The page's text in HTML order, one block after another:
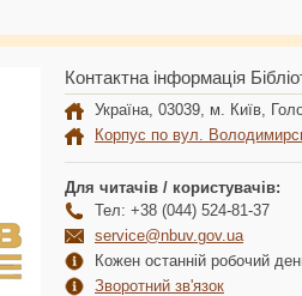
Контактна інформація
Україна, 03039, м. Київ,
Корпус по вул.
Для читачів / користувачів:
Тел: +38 (044) 524-81-37
service@nbuv.gov.ua
Кожен останній робочий
Зворотний зв'язок